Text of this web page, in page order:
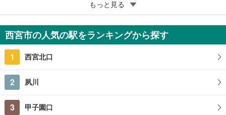
成約でもらえる
レ・ジェイド西宮北口 樋ノ口町
4,990万円
3LDK
もっと見る
西宮市の人気の駅をランキングから探す
1 西宮北口
2 夙川
3 甲子園口